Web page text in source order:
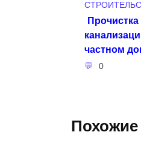
Прочистка
частном
0
Похожие